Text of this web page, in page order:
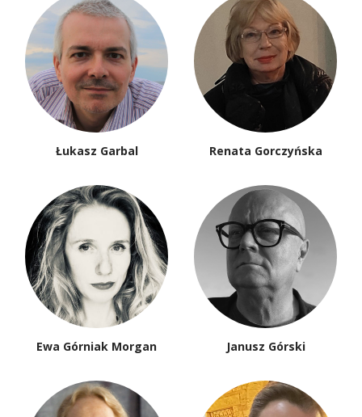
Łukasz Garbal Renata Gorczyńska
Ewa Górniak Morgan Janusz Górski